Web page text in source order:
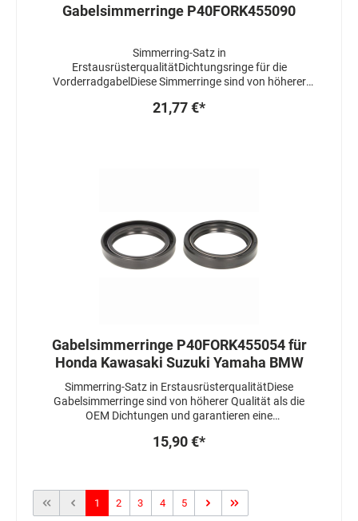
Gabelsimmerringe P40FORK455090
Simmerring-Satz in
ErstausrüsterqualitätDichtungsringe für die
VorderradgabelDiese Simmerringe sind von höherer
bemerkenswerte Leistung und Beständigkeit gegen
21,77 €*
Gabelsimmerringe P40FORK455054 für
Honda Kawasaki Suzuki Yamaha BMW
Simmerring-Satz in ErstausrüsterqualitätDiese
Gabelsimmerringe sind von höherer Qualität als die
OEM Dichtungen und garantieren eine
hohe Temperaturen und Abrieb.- Außen Gummi,
15,90 €*
1 2 3 4 5